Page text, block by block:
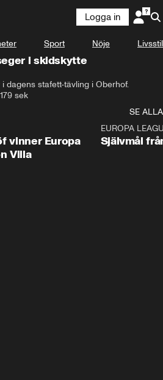
Logga in
Sport Nöje Livsstil
i skidskytte
dagens stafett-tävling i Oberhof.
179 sek
SE ALLA
vinner Europa
Villa
EUROPA
Självmål